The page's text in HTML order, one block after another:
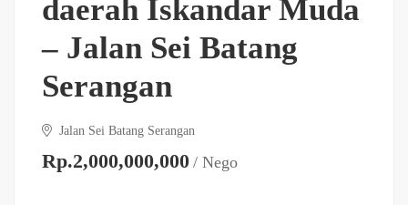
daerah Iskandar Muda
– Jalan Sei Batang
Serangan
Jalan Sei Batang Serangan
Rp.2,000,000,000 / Nego